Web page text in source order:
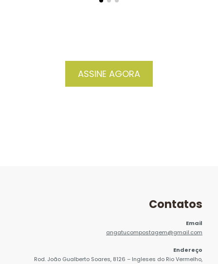
ASSINE AGORA
Contatos
Email
angatucompostagem@gmail.com
Endereço
Rod. João Gualberto Soares, 8126 – Ingleses do Rio Vermelho,